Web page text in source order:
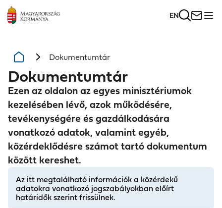
EN
Dokumentumtár
Dokumentumtár
Ezen az oldalon az egyes minisztériumok
kezelésében lévő, azok működésére,
tevékenységére és gazdálkodására
vonatkozó adatok, valamint egyéb,
közérdeklődésre számot tartó dokumentum
között kereshet.
Az itt megtalálható információk a közérdekű
adatokra vonatkozó jogszabályokban előírt
határidők szerint frissülnek.